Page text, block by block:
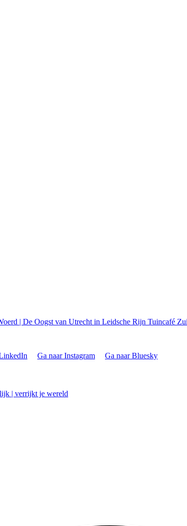
| De Oogst van Utrecht in Leidsche Rijn Tuincafé
Ga naar Instagram Ga naar Bluesky
| verrijkt je wereld